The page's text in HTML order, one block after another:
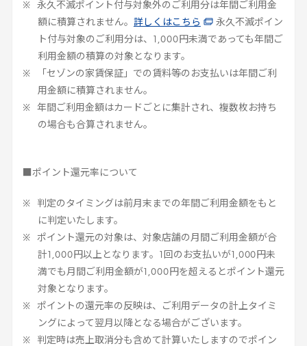
永久不滅ポイント付与対象外のご利用分は年間ご利用金
額に積算されません。 詳しくはこちら
永久不滅ポイン
ト付与対象のご利用分は、
,000 円未満であっても年間ご
利用金額の積算の対象となります。
「セゾンの家賃保証」での賃料等のお支払いは年間ご利
用金額に積算されません。
年間ご利用金額はカードごとに集計され、複数枚お持ち
の場合も合算されません。
■ポイント還元率について
判定のタイミングは前月末までの年間ご利用金額をもと
に判定いたします。
ポイント還元の対象は、対象店舗の月間ご利用金額が合
計
,000 円以上となります。 回のお支払いが ,000 円未
満でも月間ご利用金額が
,000 円を超えるとポイント還元
対象となります。
ポイントの還元率の反映は、ご利用データの計上タイミ
ングによって翌月以降となる場合がございます。
判定時は売上取消分も含めて計算いたしますのでポイン